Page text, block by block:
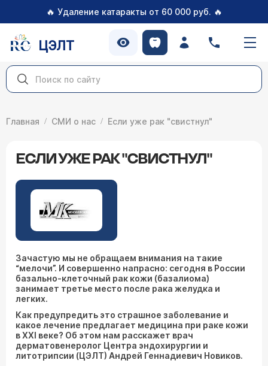
🔥 Удаление катаракты от 60 000 руб. 🔥
ЦЭЛТ
Главная СМИ о нас Если уже рак "свистнул"
ЕСЛИ УЖЕ РАК "СВИСТНУЛ"
Зачастую мы не обращаем внимания на такие
“мелочи”. И совершенно напрасно: сегодня в России
базально-клеточный рак кожи (базалиома)
занимает третье место после рака желудка и
легких.
Как предупредить это страшное заболевание и
какое лечение предлагает медицина при раке кожи
в XXI веке? Об этом нам расскажет врач
дерматовенеролог Центра эндохирургии и
литотрипсии (ЦЭЛТ) Андрей Геннадиевич Новиков.